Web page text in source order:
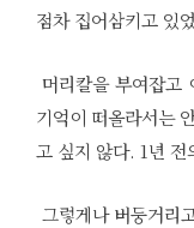
점차 집어삼키고 있
머리칼을 부여잡고
기억이 떠올라서는
고 싶지 않다. 1년 전
그렇게나 버둥거리